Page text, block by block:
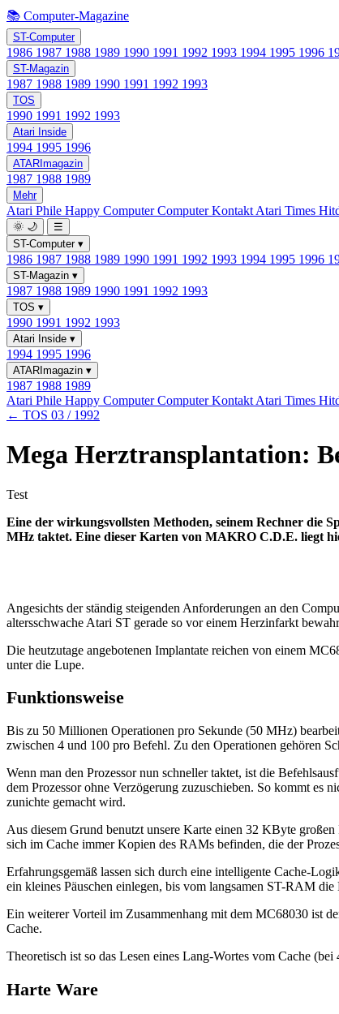
📚 Computer-Magazine
ST-Computer
1986 1987 1988 1989 1990 1991 1992 1993 1994 1995 1996
ST-Magazin
1987 1988 1989 1990 1991 1992 1993
TOS
1990 1991 1992 1993
Atari Inside
1994 1995 1996
ATARImagazin
1987 1988 1989
Mehr
Atari Phile Happy ComputerComputer Kontakt Atari Times
🌞 🌙
☰
ST-Computer ▾
1986 1987 1988 1989 1990 1991 1992 1993 1994 1995 1996
ST-Magazin ▾
1987 1988 1989 1990 1991 1992 1993
TOS ▾
1990 1991 1992 1993
Atari Inside ▾
1994 1995 1996
ATARImagazin ▾
1987 1988 1989
Atari Phile Happy ComputerComputer Kontakt Atari Times
← TOS 03 / 1992
Mega Herztransplantation:
Test
Eine der wirkungsvollsten Methoden, seinem Rechner die
MHz taktet. Eine dieser Karten von MAKRO C.D.E. liegt
Angesichts der ständig steigenden Anforderungen an den
altersschwache Atari ST gerade so vor einem Herzinfarkt
Die heutzutage angebotenen Implantate reichen von einem
unter die Lupe.
Funktionsweise
Bis zu 50 Millionen Operationen pro Sekunde (50 MHz)
zwischen 4 und 100 pro Befehl. Zu den Operationen gehören
Wenn man den Prozessor nun schneller taktet, ist die
dem Prozessor ohne Verzögerung zuzuschieben. So kommt es
zunichte gemacht wird.
Aus diesem Grund benutzt unsere Karte einen 32 KByte
sich im Cache immer Kopien des RAMs befinden, die der
Erfahrungsgemäß lassen sich durch eine intelligente Cache-
ein kleines Päuschen einlegen, bis vom langsamen ST-RAM
Ein weiterer Vorteil im Zusammenhang mit dem MC68030 ist
Cache.
Theoretisch ist so das Lesen eines Lang-Wortes vom Cache
Harte Ware